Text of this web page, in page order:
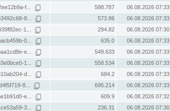
f... 588.787
06.08.2026 07:33
8... 573.86
06.08.2026 07:33
1... 294.82
06.08.2026 07:30
0... 635.0
06.08.2026 07:33
e... 549.633
06.08.2026 07:33
1... 558.534
06.08.2026 07:33
d... 684.2
06.08.2026 07:33
8... 695.214
06.08.2026 07:33
e... 609.9
06.08.2026 07:32
3... 236.31
06.08.2026 07:30